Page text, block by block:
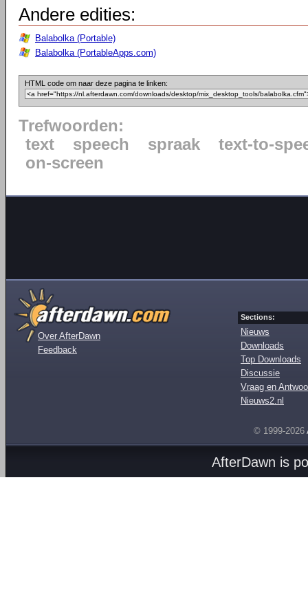
Andere edities:
Balabolka (Portable)
Balabolka (PortableApps.com)
HTML code om naar deze pagina te linken:
Trefwoorden:
text
speech spraak
text-to-
on-screen
Over AfterDawn
Feedback
Sections:
Nieuws
Downloads
Top Downloads
Discussie
Vraag en
Nieuws2.nl
© 1999-2026
AfterDawn is